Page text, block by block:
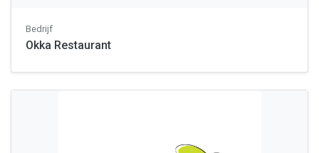
Bedrijf
Okka Restaurant